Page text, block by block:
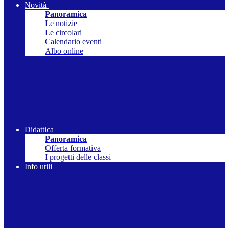
Novità
Panoramica
Le notizie
Le circolari
Calendario eventi
Albo online
Didattica
Panoramica
Offerta formativa
I progetti delle classi
Info utili